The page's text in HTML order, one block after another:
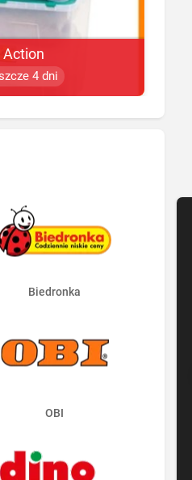
Action
4 dni
Biedronka
OBI